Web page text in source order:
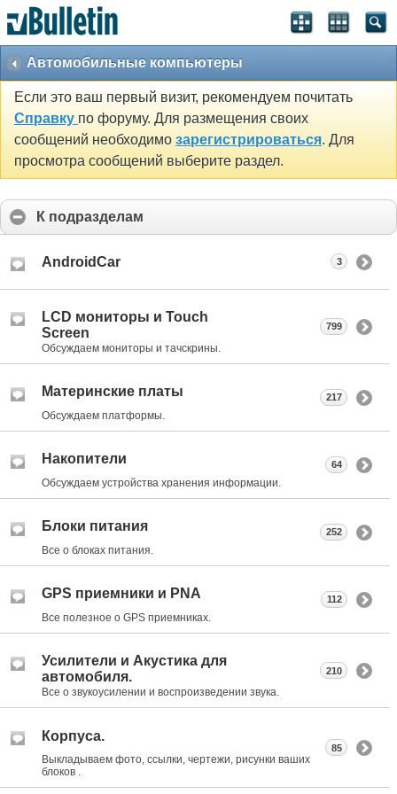
Автомобильные компьютеры
Если это ваш первый визит, рекомендуем почитать
Справку по форуму. Для размещения своих
сообщений необходимо зарегистрироваться. Для
просмотра сообщений выберите раздел.
К подразделам
AndroidCar 3
LCD мониторы и Touch
Screen
Обсуждаем мониторы и тачскрины.
799
Материнские платы
Обсуждаем платформы.
217
Накопители
Обсуждаем устройства хранения информации.
64
Блоки питания
Все о блоках питания.
252
GPS приемники и PNA
Все полезное о GPS приемниках.
112
Усилители и Акустика для
автомобиля.
Все о звукоусилении и воспроизведении звука.
210
Корпуса.
Выкладываем фото, ссылки, чертежи, рисунки ваших
блоков .
85